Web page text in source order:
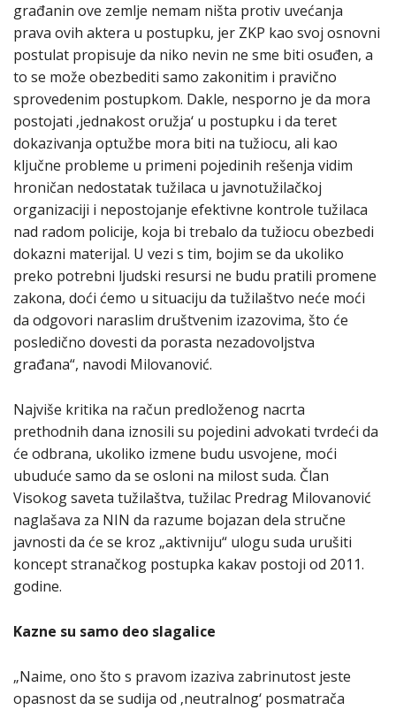
građanin ove zemlje nemam ništa protiv uvećanja
prava ovih aktera u postupku, jer ZKP kao svoj osnovni
postulat propisuje da niko nevin ne sme biti osuđen, a
to se može obezbediti samo zakonitim i pravično
sprovedenim postupkom. Dakle, nesporno je da mora
postojati ‚jednakost oružja‘ u postupku i da teret
dokazivanja optužbe mora biti na tužiocu, ali kao
ključne probleme u primeni pojedinih rešenja vidim
hroničan nedostatak tužilaca u javnotužilačkoj
organizaciji i nepostojanje efektivne kontrole tužilaca
nad radom policije, koja bi trebalo da tužiocu obezbedi
dokazni materijal. U vezi s tim, bojim se da ukoliko
preko potrebni ljudski resursi ne budu pratili promene
zakona, doći ćemo u situaciju da tužilaštvo neće moći
da odgovori naraslim društvenim izazovima, što će
posledično dovesti da porasta nezadovoljstva
građana“, navodi Milovanović.
Najviše kritika na račun predloženog nacrta
prethodnih dana iznosili su pojedini advokati tvrdeći da
će odbrana, ukoliko izmene budu usvojene, moći
ubuduće samo da se osloni na milost suda. Član
Visokog saveta tužilaštva, tužilac Predrag Milovanović
naglašava za NIN da razume bojazan dela stručne
javnosti da će se kroz „aktivniju“ ulogu suda urušiti
koncept stranačkog postupka kakav postoji od 2011.
godine.
Kazne su samo deo slagalice
„Naime, ono što s pravom izaziva zabrinutost jeste
opasnost da se sudija od ‚neutralnog‘ posmatrača